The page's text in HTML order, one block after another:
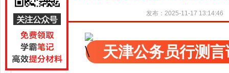
发布：2025-11-17 13:14:46
天津公务员行测